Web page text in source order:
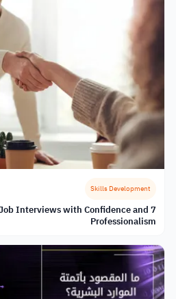
Skills Development
Job Interviews with Confidence and
Professionalism